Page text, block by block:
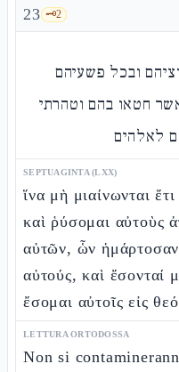
23 🗝️2
ובכל פשעיהם
חטאו בהם וטהרתי
לאלהים
SEPTUAGINTA (LXX)
ἵνα μὴ μιαίνωνται
καὶ ῥύσομαι αὐτοὺς
αὐτῶν, ὧν
αὐτούς, καὶ ἔσονταί
ἔσομαι αὐτοῖς εἰς
LETTURA ORTODOSSA
Non si